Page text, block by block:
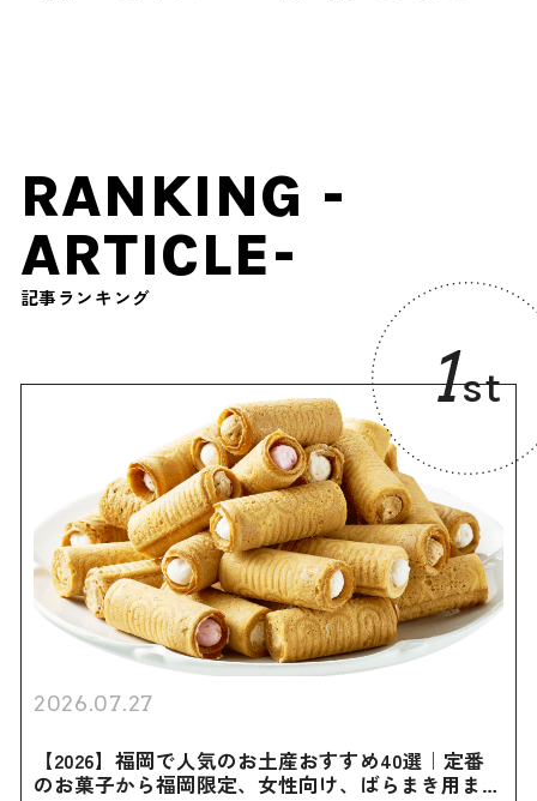
RANKING -
ARTICLE-
記事ランキング
1st
2026.07.27
【2026】福岡で人気のお土産おすすめ40選｜定番
のお菓子から福岡限定、女性向け、ばらまき用まで